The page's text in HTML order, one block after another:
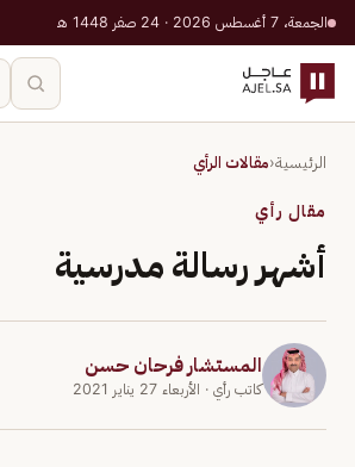
الجمعة، 7 أغسطس 2026 · 24 صفر 1448 هـ
الرئيسية‹مقالات الرأي
مقال رأي
أشهر رسالة مدرسية
المستشار فرحان حسن
كاتب رأي · الأربعاء 27 يناير 2021